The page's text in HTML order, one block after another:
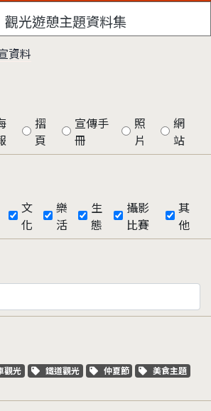
觀光遊憩主題資料集
資料
摺
頁
宣傳手
冊
照
片
網
站
文
化
樂
活
生
態
攝影
比賽
其
他
標籤
觀光 關鍵字標籤
鐵道觀光 關鍵字標籤
仲夏節 關鍵字標籤
美食主題